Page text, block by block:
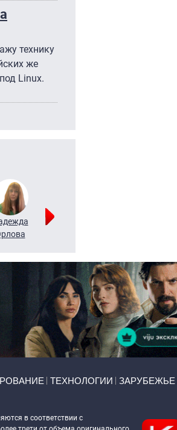
технику
же
Linux.
ТЕХНОЛОГИИ ЗАРУБЕЖЬЕ
в соответствии с